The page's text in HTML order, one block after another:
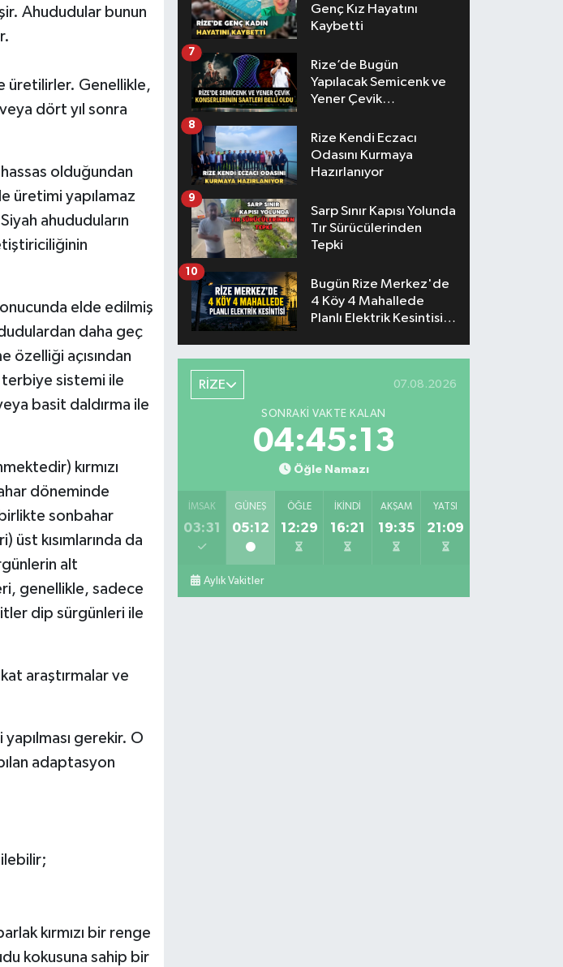
Ahududular bunun
üretilirler. Genellikle,
dört yıl sonra
olduğundan
üretimi yapılamaz
ahududuların
elde edilmiş
daha geç
özelliği açısından
terbiye sistemi ile
basit daldırma ile
kırmızı
döneminde
sonbahar
üst kısımlarında da
alt
genellikle, sadece
dip sürgünleri ile
araştırmalar ve
gerekir. O
adaptasyon
kırmızı bir renge
kokusuna sahip bir
Genç Kız Hayatını
Kaybetti
Rize’de Bugün
Yapılacak Semicenk ve
Yener Çevik
Belli Oldu
7
Rize Kendi Eczacı
Odasını Kurmaya
Hazırlanıyor
8
Sarp Sınır Kapısı Yolunda
Tır Sürücülerinden
Tepki
9
Bugün Rize Merkez'de
4 Köy 4 Mahallede
Planlı Elektrik Kesintisi
10
RİZE 07.08.2026
SONRAKI VAKTE KALAN
04:45:12
Öğle Namazı
İMSAK
03:31
GÜNEŞ
05:12
ÖĞLE
12:29
İKINDI
16:21
AKŞAM
19:35
YATSI
21:09
Aylık Vakitler